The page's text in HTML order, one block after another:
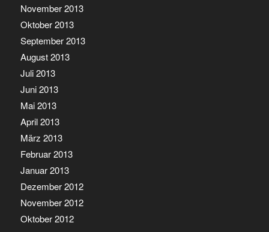
November 2013
Oktober 2013
September 2013
August 2013
Juli 2013
Juni 2013
Mai 2013
April 2013
März 2013
Februar 2013
Januar 2013
Dezember 2012
November 2012
Oktober 2012